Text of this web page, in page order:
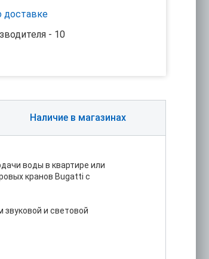
доставке
- 10
Наличие в магазинах
воды в квартире или
кранов Bugatti с
и световой